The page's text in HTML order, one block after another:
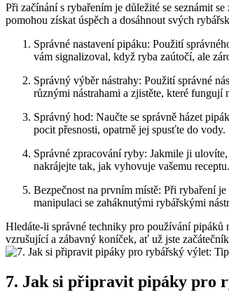
Při začínání s rybařením je důležité se seznámit
pomohou získat úspěch a dosáhnout svých
Správné nastavení pipáku: Použití
vám signalizoval, když ryba zaútočí,⁢ ale
Správný výběr nástrahy: Použití správné
různými ⁤nástrahami a zjistěte,⁣ které fungují
Správný hod:​ Naučte se správně ⁤házet
pocit přesnosti, opatrně jej​ spusťte do vody.
Správné zpracování ryby: Jakmile ji
nakrájejte tak,⁤ jak vyhovuje vašemu receptu.
Bezpečnost⁣ na prvním místě: Při rybaření
‌manipulaci se zaháknutými rybářskými
Hledáte-li ‍správné techniky pro používání pipáků⁣
vzrušující a ‌zábavný koníček, ať už jste
7. Jak​ si připravit pipáky pro​